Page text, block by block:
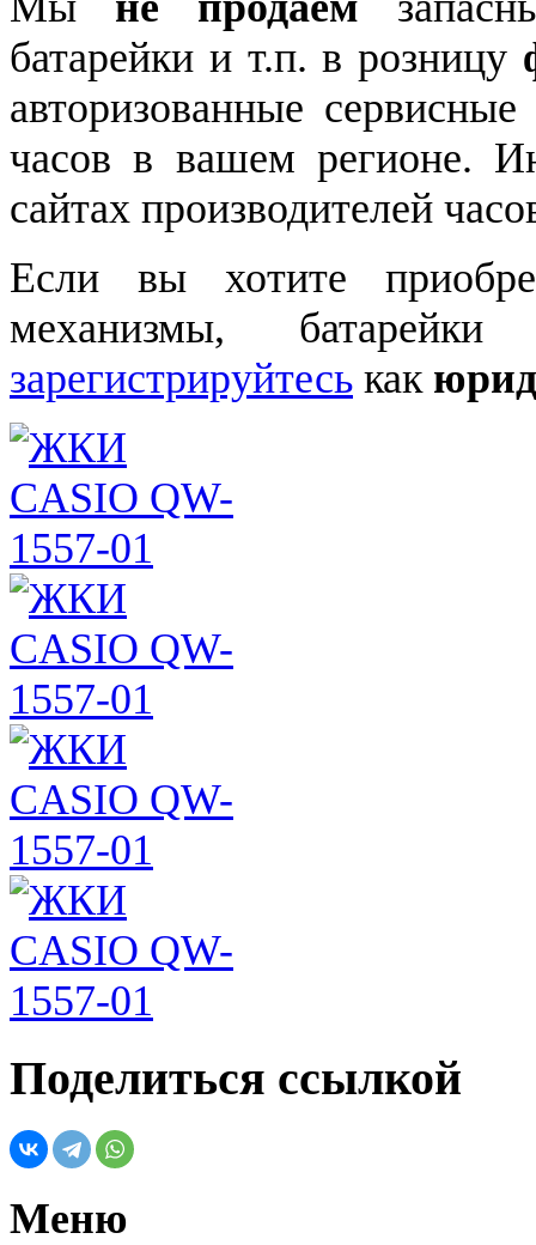
батарейки и т.п. в розницу
авторизованные
часов в вашем регионе.
сайтах производителей
Если вы хотите
механизмы,
зарегистрируйтесь как
Поделиться ссылкой
Меню